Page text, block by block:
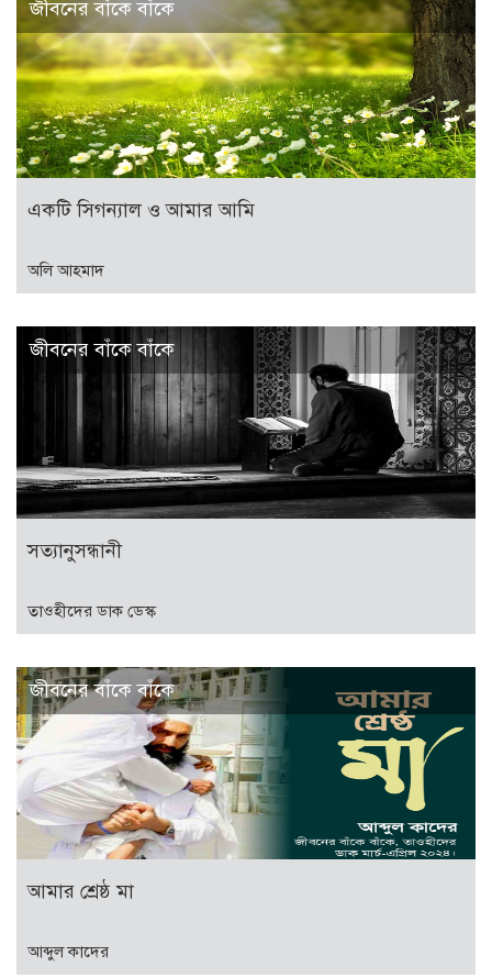
জীবনের বাঁকে বাঁকে
একটি সিগন্যাল ও আমার আমি
অলি আহমাদ
জীবনের বাঁকে বাঁকে
সত্যানুসন্ধানী
তাওহীদের ডাক ডেস্ক
জীবনের বাঁকে বাঁকে
আমার শ্রেষ্ঠ মা
আব্দুল কাদের